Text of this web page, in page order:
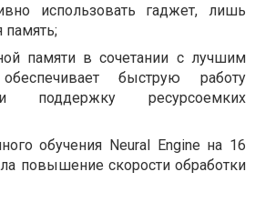
использовать гаджет, лишь
память;
памяти в сочетании с лучшим
быструю работу
поддержку ресурсоемких
обучения Neural Engine на 16
повышение скорости обработки